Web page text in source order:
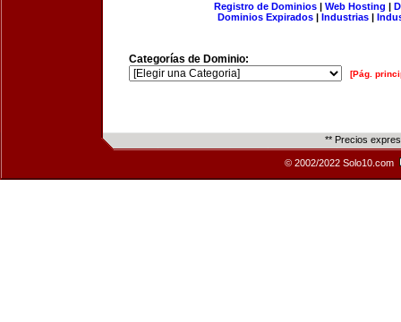
Registro de Dominios| Web Hosting |
Dominios Expirados | Industrias |
Categorías de Dominio:
[Pág.
** Precios
© 2002/2022 Solo10.com